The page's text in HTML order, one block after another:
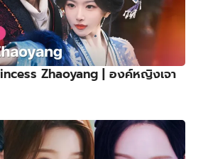
Zhaoyang | องค์หญิงเจา